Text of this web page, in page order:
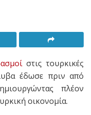
στις τουρκικές
έδωσε πριν από
πλέον
οικονομία.